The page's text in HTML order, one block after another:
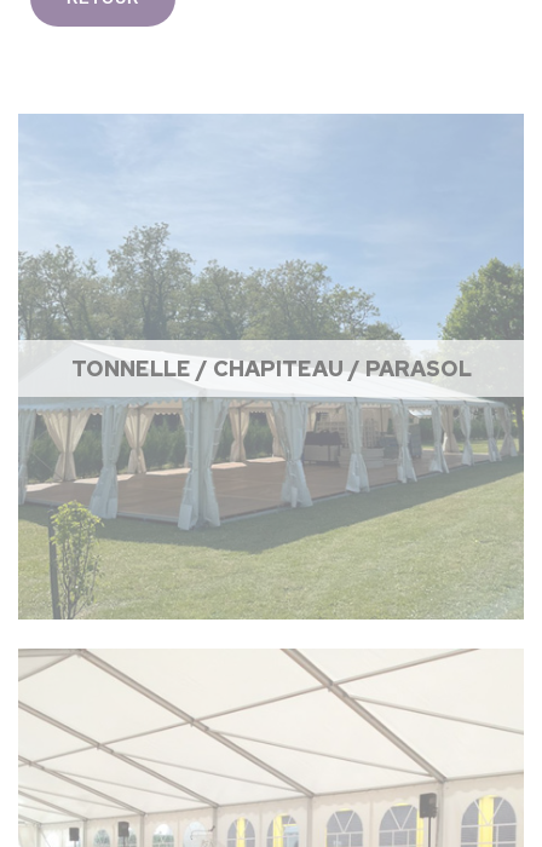
TONNELLE / CHAPITEAU / PARASOL